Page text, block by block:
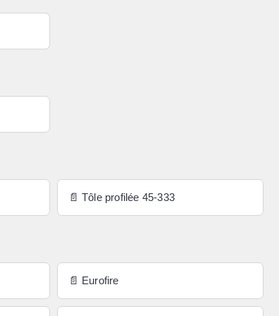
📄 Tôle profilée 45-333
📄 Eurofire